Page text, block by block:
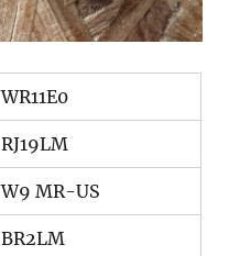
WR11E0
RJ19LM
W9 MR-US
BR2LM